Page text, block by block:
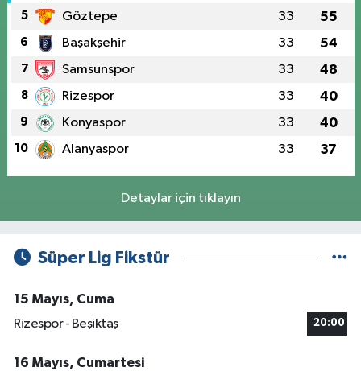
5 Göztepe 33 55
6 Başakşehir 33 54
7 Samsunspor 33 48
8 Rizespor 33 40
9 Konyaspor 33 40
10 Alanyaspor 33 37
Detaylar için tıklayın
Süper Lig Fikstür
15 Mayıs, Cuma
Rizespor - Beşiktaş
20:00
16 Mayıs, Cumartesi